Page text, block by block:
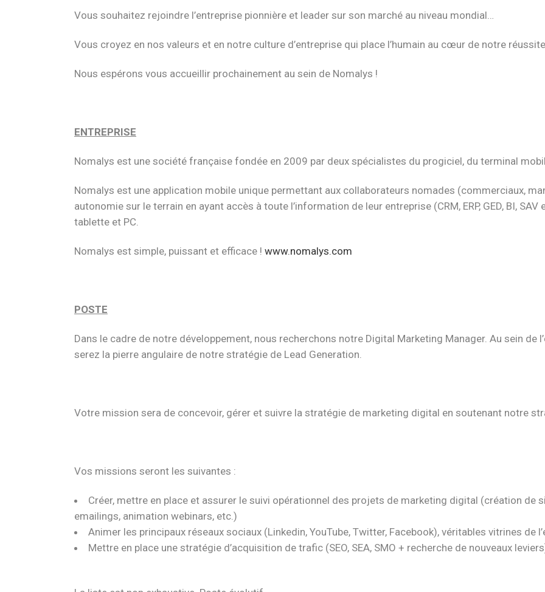
Vous souhaitez rejoindre l’entreprise pionnière et leader sur son marché au niveau mondial…
Vous croyez en nos valeurs et en notre culture d’entreprise qui place l’humain au cœur de notre
Nous espérons vous accueillir prochainement au sein de Nomalys !
ENTREPRISE
Nomalys est une société française fondée en 2009 par deux spécialistes du progiciel, du terminal
Nomalys est une application mobile unique permettant aux collaborateurs nomades (commerciaux,
autonomie sur le terrain en ayant accès à toute l’information de leur entreprise (CRM, ERP, GED, BI,
tablette et PC.
Nomalys est simple, puissant et efficace ! www.nomalys.com
POSTE
Dans le cadre de notre développement, nous recherchons notre Digital Marketing Manager. Au sein de
serez la pierre angulaire de notre stratégie de Lead Generation.
Votre mission sera de concevoir, gérer et suivre la stratégie de marketing digital en soutenant notre
Vos missions seront les suivantes :
Créer, mettre en place et assurer le suivi opérationnel des projets de marketing digital (création de
emailings, animation webinars, etc.)
Animer les principaux réseaux sociaux (Linkedin, YouTube, Twitter, Facebook), véritables vitrines de
Mettre en place une stratégie d’acquisition de trafic (SEO, SEA, SMO + recherche de nouveaux